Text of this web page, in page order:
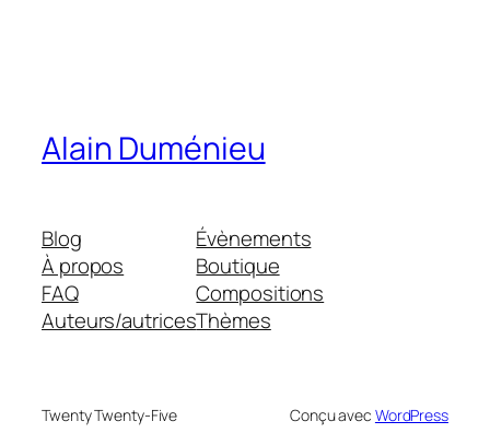
Alain Duménieu
Blog
À propos
FAQ
Auteurs/autrices
Évènements
Boutique
Compositions
Thèmes
Twenty Twenty-Five Conçu avec WordPress